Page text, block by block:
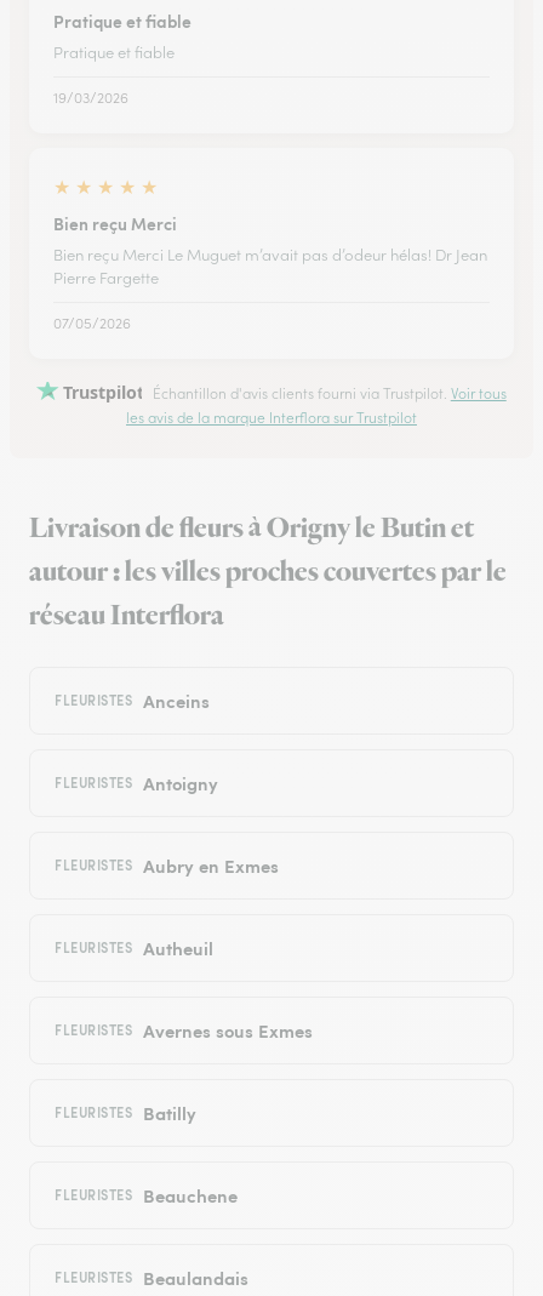
Pratique et fiable
Pratique et fiable
19/03/2026
★ ★ ★ ★ ★
Bien reçu Merci
Bien reçu Merci Le Muguet m’avait pas d’odeur hélas! Dr Jean
Pierre Fargette
07/05/2026
Trustpilot Échantillon d'avis clients fourni via Trustpilot. Voir tous
les avis de la marque Interflora sur Trustpilot
Livraison de fleurs à Origny le Butin et
autour : les villes proches couvertes par le
réseau Interflora
FLEURISTES Anceins
FLEURISTES Antoigny
FLEURISTES Aubry en Exmes
FLEURISTES Autheuil
FLEURISTES Avernes sous Exmes
FLEURISTES Batilly
FLEURISTES Beauchene
FLEURISTES Beaulandais